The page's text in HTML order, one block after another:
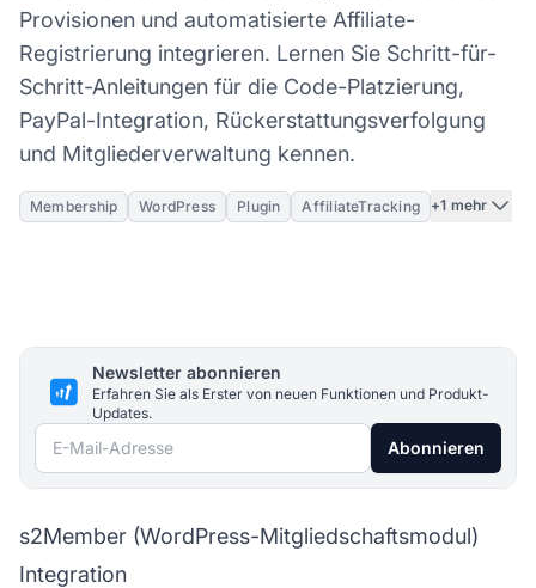
Provisionen und automatisierte Affiliate-
Registrierung integrieren. Lernen Sie Schritt-für-
Schritt-Anleitungen für die Code-Platzierung,
PayPal-Integration, Rückerstattungsverfolgung
und Mitgliederverwaltung kennen.
Membership WordPress Plugin AffiliateTracking +1 mehr
Newsletter abonnieren
Erfahren Sie als Erster von neuen Funktionen und Produkt-
Updates.
E-Mail-Adresse Abonnieren
s2Member (WordPress-Mitgliedschaftsmodul)
Integration